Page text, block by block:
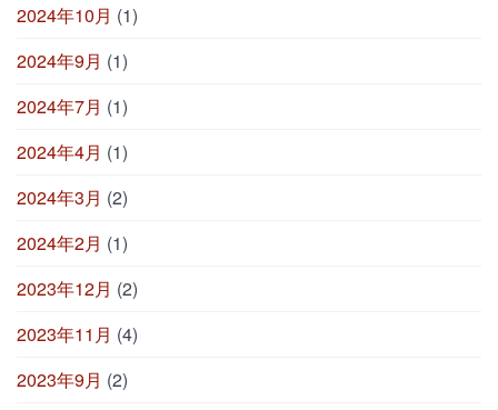
2024年10月 (1)
2024年9月 (1)
2024年7月 (1)
2024年4月 (1)
2024年3月 (2)
2024年2月 (1)
2023年12月 (2)
2023年11月 (4)
2023年9月 (2)